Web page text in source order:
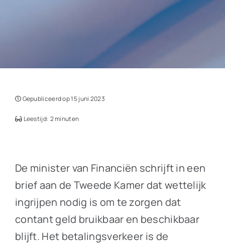
Gepubliceerd op 15 juni 2023
Leestijd: 2 minuten
De minister van Financiën schrijft in een
brief aan de Tweede Kamer dat wettelijk
ingrijpen nodig is om te zorgen dat
contant geld bruikbaar en beschikbaar
blijft. Het betalingsverkeer is de